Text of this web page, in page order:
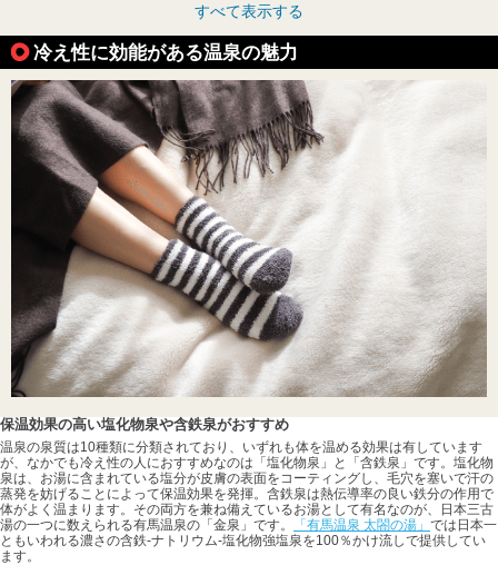
すべて表示する
冷え性に効能がある温泉の魅力
保温効果の高い塩化物泉や含鉄泉がおすすめ
温泉の泉質は10種類に分類されており、いずれも体を温める効果は有しています
が、なかでも冷え性の人におすすめなのは「塩化物泉」と「含鉄泉」です。塩化物
泉は、お湯に含まれている塩分が皮膚の表面をコーティングし、毛穴を塞いで汗の
蒸発を妨げることによって保温効果を発揮。含鉄泉は熱伝導率の良い鉄分の作用で
体がよく温まります。その両方を兼ね備えているお湯として有名なのが、日本三古
湯の一つに数えられる有馬温泉の「金泉」です。
「有馬温泉 太閤の湯」 では日本一
ともいわれる濃さの含鉄-ナトリウム-塩化物強塩泉を100％かけ流しで提供してい
ます。